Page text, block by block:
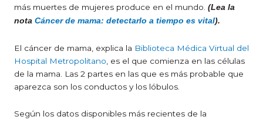
más muertes de mujeres produce en el mundo. (Lea la
nota Cáncer de mama: detectarlo a tiempo es vital).
El cáncer de mama, explica la Biblioteca Médica Virtual del
Hospital Metropolitano, es el que comienza en las células
de la mama. Las 2 partes en las que es más probable que
aparezca son los conductos y los lóbulos.
Según los datos disponibles más recientes de la